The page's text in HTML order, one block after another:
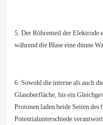
5. Der Röhrenteil der Elektrode
während die Blase eine dünne
6. Sowohl die interne als auch
Glasoberfläche, bis ein
Protonen laden beide Seiten des
Potentialunterschiede